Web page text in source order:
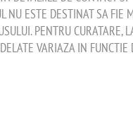
NU ESTE DESTINAT SA FIE
PENTRU CURATARE,
VARIAZA IN FUNCTIE